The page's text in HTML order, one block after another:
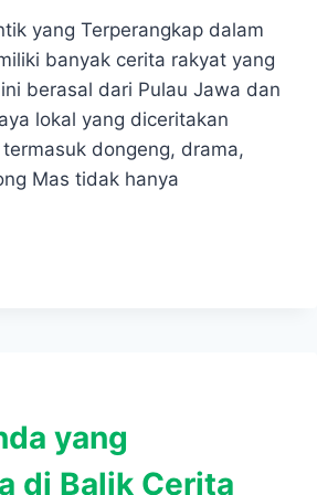
yang Terperangkap dalam
banyak cerita rakyat yang
berasal dari Pulau Jawa dan
lokal yang diceritakan
dongeng, drama,
Mas tidak hanya
yang
di Balik Cerita